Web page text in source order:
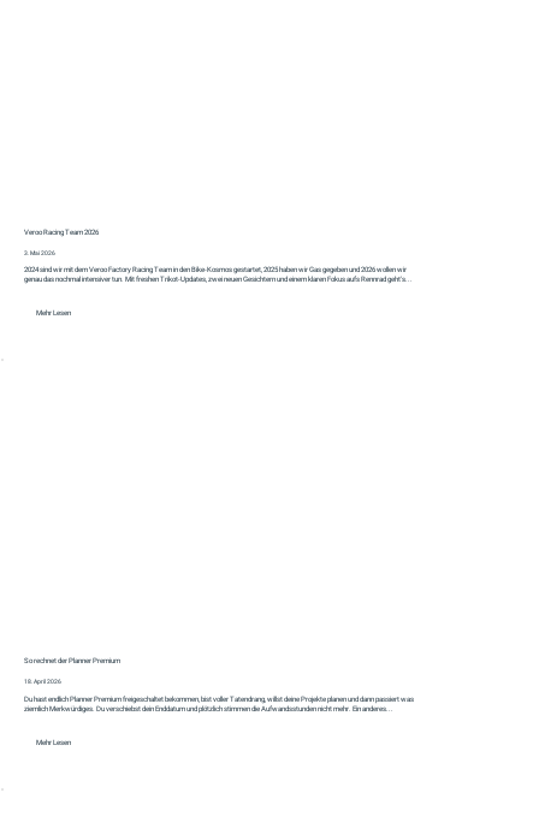
Veroo Racing Team 2026
3. Mai 2026
2024 sind wir mit dem Veroo Factory Racing Team in den Bike-Kosmos gestartet, 2025 haben wir Gas gegeben und 2026 wollen wir
genau das nochmal intensiver tun. Mit freshen Trikot-Updates, zwei neuen Gesichtern und einem klaren Fokus aufs Rennrad geht's...
Mehr Lesen
So rechnet der Planner Premium
18. April 2026
Du hast endlich Planner Premium freigeschaltet bekommen, bist voller Tatendrang, willst deine Projekte planen und dann passiert was
ziemlich Merkwürdiges. Du verschiebst dein Enddatum und plötzlich stimmen die Aufwandsstunden nicht mehr. Ein anderes...
Mehr Lesen